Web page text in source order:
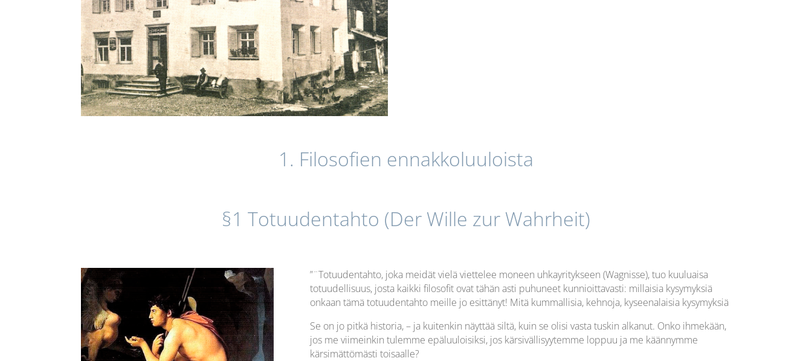
1. Filosofien ennakkoluuloista
§1 Totuudentahto (Der Wille zur Wahrheit)
”¨Totuudentahto, joka meidät vielä viettelee moneen uhkayritykseen (Wagnisse), tuo kuuluaisa
totuudellisuus, josta kaikki filosofit ovat tähän asti puhuneet kunnioittavasti: millaisia kysymyksiä
onkaan tämä totuudentahto meille jo esittänyt! Mitä kummallisia, kehnoja, kyseenalaisia kysymyksiä
Se on jo pitkä historia, – ja kuitenkin näyttää siltä, kuin se olisi vasta tuskin alkanut. Onko ihmekään,
jos me viimeinkin tulemme epäluuloisiksi, jos kärsivällisyytemme loppuu ja me käännymme
kärsimättömästi toisaalle?